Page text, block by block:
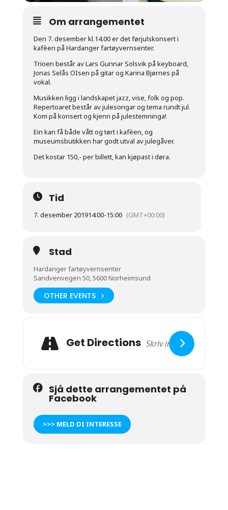
Om arrangementet
Den 7. desember kl.14.00 er det førjulskonsert i
kafèen på Hardanger fartøyvernsenter.
Trioen består av Lars Gunnar Solsvik på keyboard,
Jonas Selås OIsen på gitar og Karina Bjørnes på
vokal.
Musikken ligg i landskapet jazz, vise, folk og pop.
Repertoaret består av julesongar og tema rundt jul.
Kom på konsert og kjenn på julestemninga!
Ein kan få både vått og tørt i kafèen, og
museumsbutikken har godt utval av julegåver.
Det kostar 150,- per billett, kan kjøpast i døra.
Tid
7. desember 201914:00-15:00 (GMT+00:00)
Stad
Hardanger fartøyvernsenter
Sandvenvegen 50, 5600 Norheimsund
OTHER EVENTS
Get Directions
Sjå dette arrangementet på
Facebook
>>> MELD DI INTERESSE